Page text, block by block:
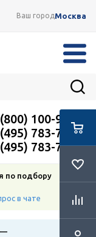
Ваш городМосква
100-91-12
783-72-87
783-72-87
по подбору
в чате
—